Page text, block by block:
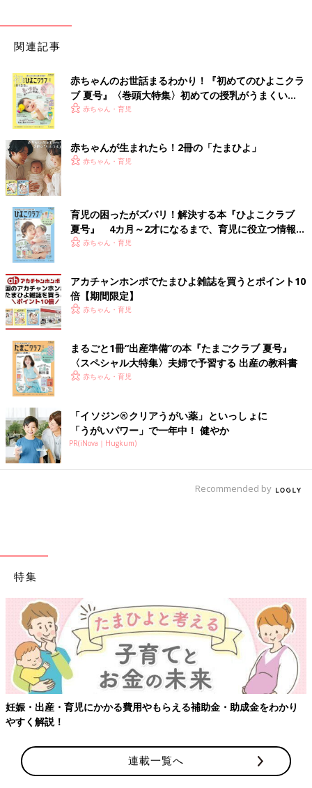
関連記事
赤ちゃんのお世話まるわかり！『初めてのひよこクラ
ブ 夏号』〈巻頭大特集〉初めての授乳がうまくい
く！ おっぱい・ミルクの基本と夏のトラブル 解決テ
赤ちゃん・育児
赤ちゃんが生まれたら！2冊の「たまひよ」
赤ちゃん・育児
育児の困ったがズバリ！解決する本『ひよこクラブ
夏号』 4カ月～2才になるまで、育児に役立つ情報が
いっぱい！
赤ちゃん・育児
アカチャンホンポでたまひよ雑誌を買うとポイント10
倍【期間限定】
赤ちゃん・育児
まるごと1冊“出産準備”の本『たまごクラブ 夏号』
〈スペシャル大特集〉夫婦で予習する 出産の教科書
赤ちゃん・育児
「イソジン®クリアうがい薬」といっしょに
「うがいパワー」で一年中！ 健やか
PR(iNova｜Hugkum)
Recommended by
特集
助金・助成金をわかり 【ワクチン接種できるものも】妊婦の感
連載一覧へ